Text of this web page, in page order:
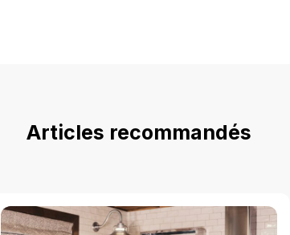
Articles recommandés